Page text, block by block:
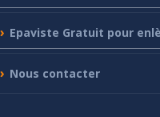
Epaviste Gratuit pour
Nous contacter